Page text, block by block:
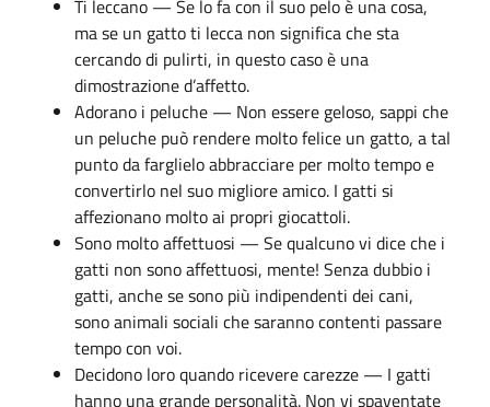
Ti leccano — Se lo fa con il suo pelo è una cosa,
ma se un gatto ti lecca non significa che sta
cercando di pulirti, in questo caso è una
dimostrazione d’affetto.
Adorano i peluche — Non essere geloso, sappi che
un peluche può rendere molto felice un gatto, a tal
punto da farglielo abbracciare per molto tempo e
convertirlo nel suo migliore amico. I gatti si
affezionano molto ai propri giocattoli.
Sono molto affettuosi — Se qualcuno vi dice che i
gatti non sono affettuosi, mente! Senza dubbio i
gatti, anche se sono più indipendenti dei cani,
sono animali sociali che saranno contenti passare
tempo con voi.
Decidono loro quando ricevere carezze — I gatti
hanno una grande personalità. Non vi spaventate